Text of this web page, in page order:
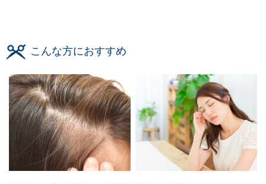
こんな方におすすめ